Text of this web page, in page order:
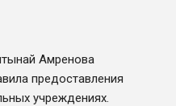
Амренова
предоставления
учреждениях.